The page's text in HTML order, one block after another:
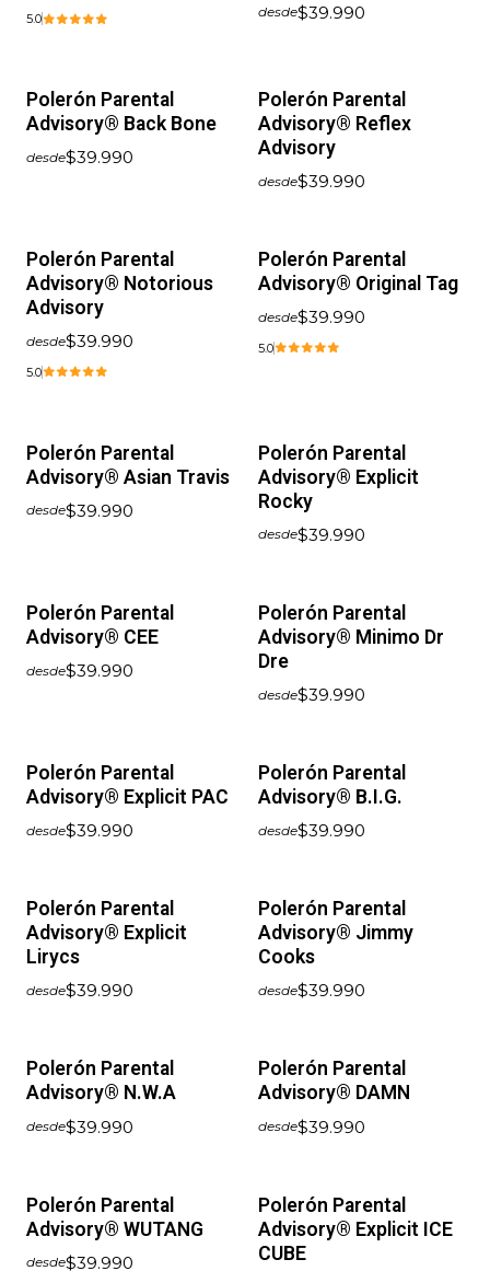
5.0 desde$39.990
Polerón Parental
Advisory® Back Bone
desde$39.990
Polerón Parental
Advisory® Reflex
Advisory
desde$39.990
Polerón Parental
Advisory® Notorious
Advisory
desde$39.990
5.0
Polerón Parental
Advisory® Original Tag
desde$39.990
5.0
Polerón Parental
Advisory® Asian Travis
desde$39.990
Polerón Parental
Advisory® Explicit
Rocky
desde$39.990
Polerón Parental
Advisory® CEE
desde$39.990
Polerón Parental
Advisory® Minimo Dr
Dre
desde$39.990
Polerón Parental
Advisory® Explicit PAC
desde$39.990
Polerón Parental
Advisory® B.I.G.
desde$39.990
Polerón Parental
Advisory® Explicit
Lirycs
desde$39.990
Polerón Parental
Advisory® Jimmy
Cooks
desde$39.990
Polerón Parental
Advisory® N.W.A
desde$39.990
Polerón Parental
Advisory® DAMN
desde$39.990
Polerón Parental
Advisory® WUTANG
desde$39.990
Polerón Parental
Advisory® Explicit ICE
CUBE